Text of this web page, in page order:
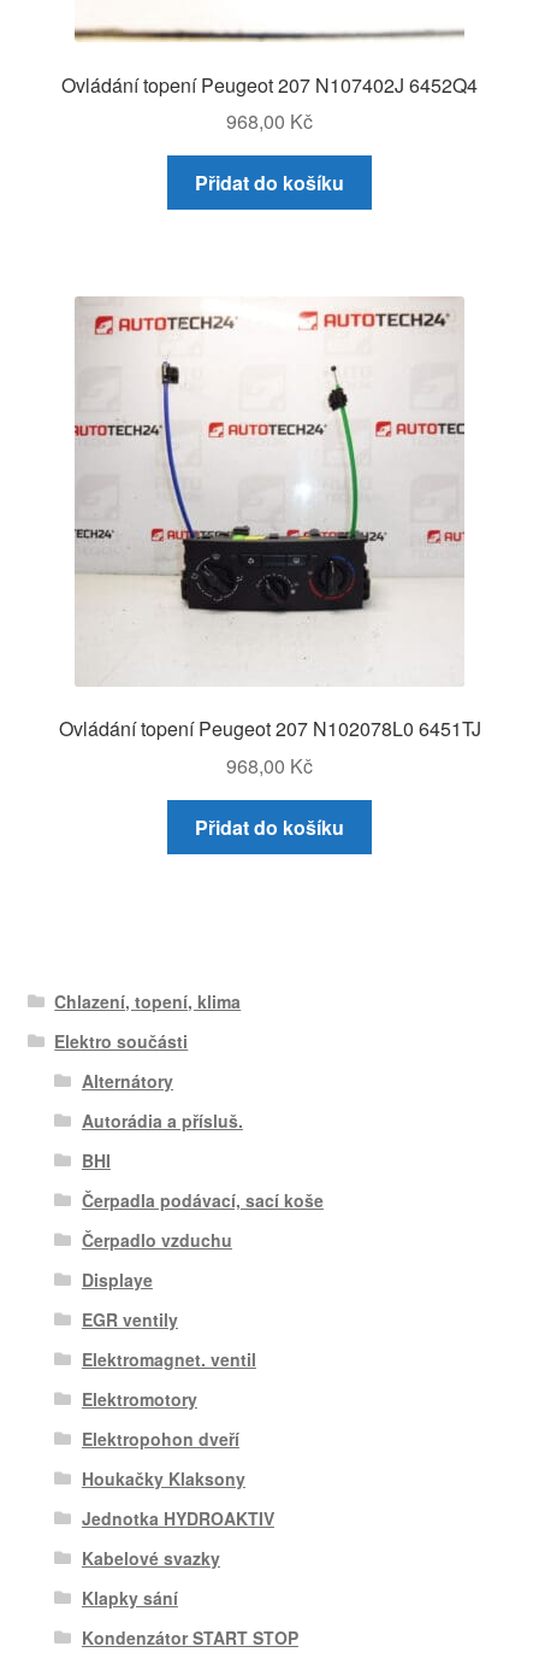
Ovládání topení Peugeot 207 N107402J 6452Q4
968,00 Kč
Přidat do košíku
Ovládání topení Peugeot 207 N102078L0 6451TJ
968,00 Kč
Přidat do košíku
Chlazení, topení, klima
Elektro součásti
Alternátory
Autorádia a přísluš.
BHI
Čerpadla podávací, sací koše
Čerpadlo vzduchu
Displaye
EGR ventily
Elektromagnet. ventil
Elektromotory
Elektropohon dveří
Houkačky Klaksony
Jednotka HYDROAKTIV
Kabelové svazky
Klapky sání
Kondenzátor START STOP